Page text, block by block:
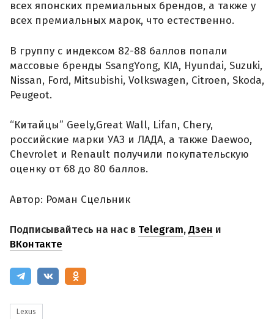
всех японских премиальных брендов, а также у
всех премиальных марок, что естественно.
В группу с индексом 82-88 баллов попали
массовые бренды SsangYong, KIA, Hyundai, Suzuki,
Nissan, Ford, Mitsubishi, Volkswagen, Citroen, Skoda,
Peugeot.
“Китайцы” Geely,Great Wall, Lifan, Chery,
российские марки УАЗ и ЛАДА, а также Daewoo,
Chevrolet и Renault получили покупательскую
оценку от 68 до 80 баллов.
Автор: Роман Сцельник
Подписывайтесь на нас в Telegram,Дзен и
ВКонтакте
Lexus